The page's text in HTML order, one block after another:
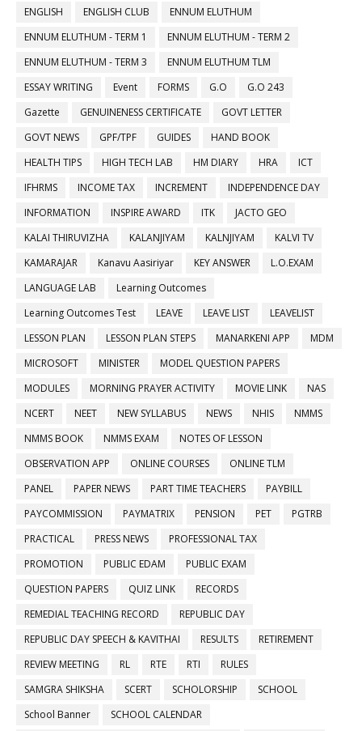
ENGLISH
ENGLISH CLUB
ENNUM ELUTHUM
ENNUM ELUTHUM - TERM 1
ENNUM ELUTHUM - TERM 2
ENNUM ELUTHUM - TERM 3
ENNUM ELUTHUM TLM
ESSAY WRITING
Event FORMS G.O
G.O 243
Gazette
GENUINENESS CERTIFICATE
GOVT LETTER
GOVT NEWS
GPF/TPF GUIDES
HAND BOOK
HEALTH TIPS
HIGH TECH LAB HM DIARY HRA
ICT
IFHRMS
INCOME TAX INCREMENT
INDEPENDENCE DAY
INFORMATION
INSPIRE AWARD ITK
JACTO GEO
KALAI THIRUVIZHA
KALANJIYAM KALNJIYAM
KALVI TV
KAMARAJAR
Kanavu Aasiriyar KEY ANSWER
L.O.EXAM
LANGUAGE LAB
Learning Outcomes
Learning Outcomes Test
LEAVE LEAVE LIST
LEAVELIST
LESSON PLAN
LESSON PLAN STEPS MANARKENI APP
MDM
MICROSOFT
MINISTER
MODEL QUESTION PAPERS
MODULES
MORNING PRAYER ACTIVITY MOVIE LINK
NAS
NCERT
NEET NEW SYLLABUS NEWS NHIS
NMMS
NMMS BOOK
NMMS EXAM
NOTES OF LESSON
OBSERVATION APP
ONLINE COURSES
ONLINE TLM
PANEL
PAPER NEWS PART TIME TEACHERS
PAYBILL
PAYCOMMISSION
PAYMATRIX PENSION PET
PGTRB
PRACTICAL
PRESS NEWS
PROFESSIONAL TAX
PROMOTION
PUBLIC EDAM
PUBLIC EXAM
QUESTION PAPERS
QUIZ LINK
RECORDS
REMEDIAL TEACHING RECORD
REPUBLIC DAY
REPUBLIC DAY SPEECH & KAVITHAI
RESULTS
RETIREMENT
REVIEW MEETING
RL RTE RTI
RULES
SAMGRA SHIKSHA
SCERT SCHOLORSHIP
SCHOOL
School Banner
SCHOOL CALENDAR